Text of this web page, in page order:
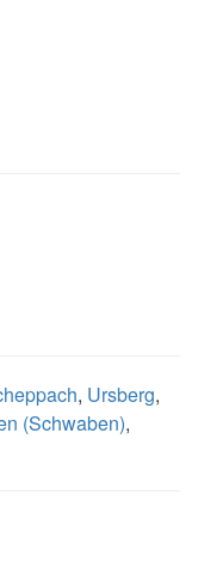
, Ursberg,
(Schwaben),